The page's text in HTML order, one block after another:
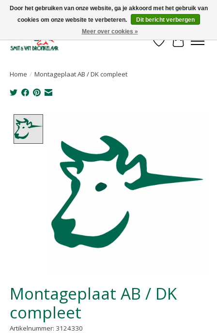
Uw leverancier voor stalinrichtingen en het opruwen van betonvloeren!
Verlanglijst
Home / Montageplaat AB / DK compleet
Montageplaat AB / DK
compleet
Artikelnummer: 3124330
Door het gebruiken van onze website, ga je akkoord met het gebruik van
cookies om onze website te verbeteren.
Dit bericht verbergen
Meer over cookies »